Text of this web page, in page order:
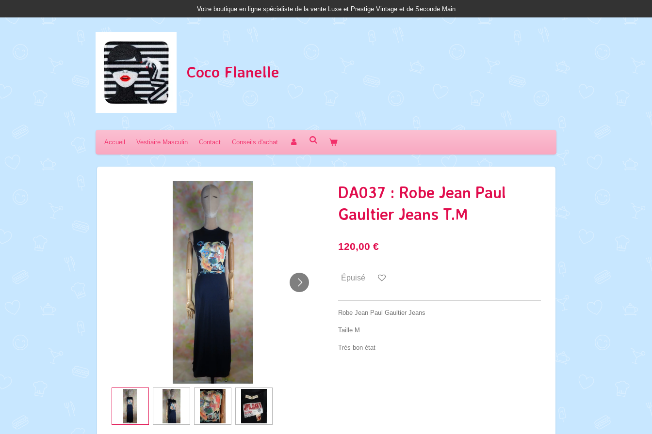
Votre boutique en ligne spécialiste de la vente Luxe et Prestige Vintage et de Seconde Main
Coco Flanelle
Accueil Vestiaire Masculin Contact Conseils d'achat
DA037 : Robe Jean Paul
Gaultier Jeans T.M
120,00 €
Épuisé
Robe Jean Paul Gaultier Jeans
Taille M
Très bon état